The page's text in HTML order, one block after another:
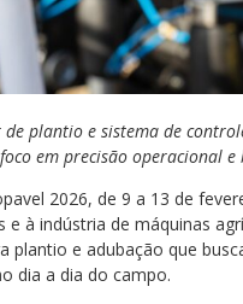
plantio e sistema de
em precisão operacional
2026, de 9 a 13 de
à indústria de máquinas
e adubação que
dia a dia do campo.